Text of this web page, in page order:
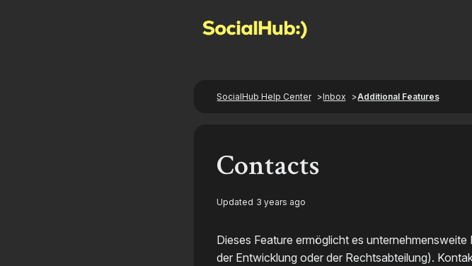
SocialHub Help Center Inbox Additional Features
Contacts
Updated 3 years ago
Dieses Feature ermöglicht es
der Entwicklung oder der Rechtsabteilung).